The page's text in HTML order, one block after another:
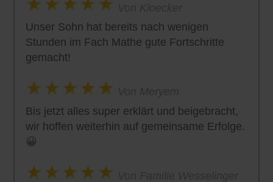
Unser Sohn hat bereits nach wenigen
Stunden im Fach Mathe gute Fortschritte
gemacht!
Bis jetzt alles super erklärt und beigebracht,
wir hoffen weiterhin auf gemeinsame Erfolge.
😀